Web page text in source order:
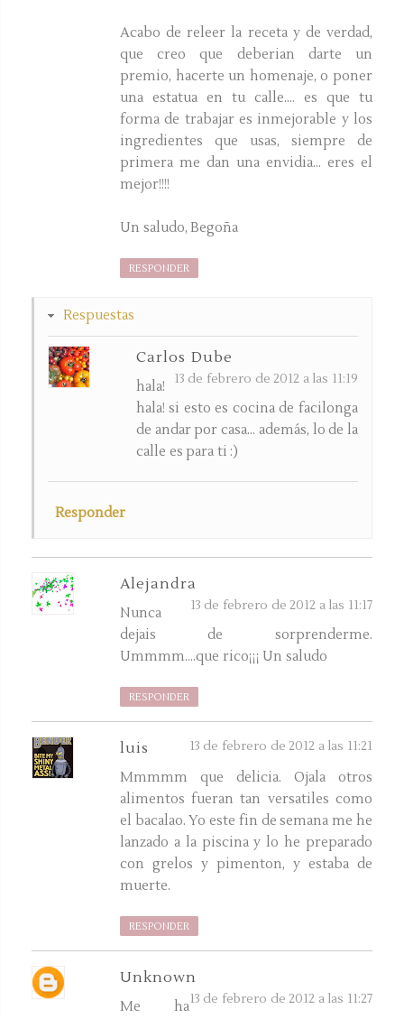
Acabo de releer la receta y de verdad,
que creo que deberian darte un
premio, hacerte un homenaje, o poner
una estatua en tu calle.... es que tu
forma de trabajar es inmejorable y los
ingredientes que usas, siempre de
primera me dan una envidia... eres el
mejor!!!!
Un saludo, Begoña
RESPONDER
Respuestas
Carlos Dube
13 de febrero de 2012 a las 11:19
hala!
hala! si esto es cocina de facilonga
de andar por casa... además, lo de la
calle es para ti :)
Responder
Alejandra
13 de febrero de 2012 a las 11:17
Nunca
dejais de sorprenderme.
Ummmm....que rico¡¡¡ Un saludo
RESPONDER
luis 13 de febrero de 2012 a las 11:21
Mmmmm que delicia. Ojala otros
alimentos fueran tan versatiles como
el bacalao. Yo este fin de semana me he
lanzado a la piscina y lo he preparado
con grelos y pimenton, y estaba de
muerte.
RESPONDER
Unknown
13 de febrero de 2012 a las 11:27
Me ha